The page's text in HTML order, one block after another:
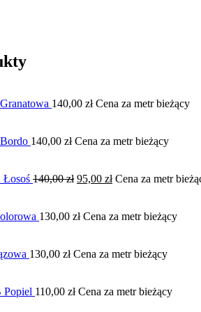
140,00 złCena za metr bieżący
140,00 złCena za metr bieżący
Łosoś 140,00zł Pierwotna
140,00 zł.
95,00 złAktualna
95,00 zł.
Cena za metr
130,00 złCena za metr bieżący
130,00 złCena za metr bieżący
Popiel 110,00 złCena za metr bieżący